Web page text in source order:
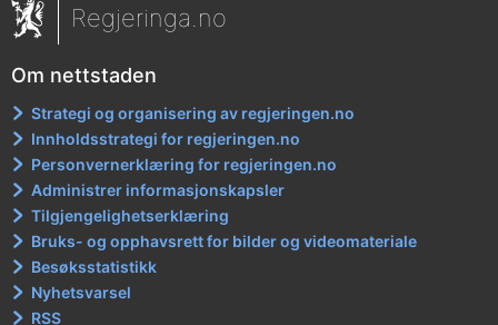
Regjeringa.no
Om nettstaden
Strategi og organisering av regjeringen.no
Innholdsstrategi for regjeringen.no
Personvernerklæring for regjeringen.no
Administrer informasjonskapsler
Tilgjengelighetserklæring
Bruks- og opphavsrett for bilder og videomateriale
Besøksstatistikk
Nyhetsvarsel
RSS